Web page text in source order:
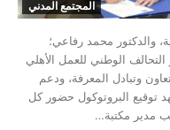
المجتمع المدني
والدكتور محمد رفاعي؛
الوطني للعمل الأهلي
وتبادل المعرفة، ودعم
توقيع البروتوكول حضور كل
مدير مكتبة…